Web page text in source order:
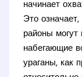
начинает
Это
районы
набегающие
ураганы, как